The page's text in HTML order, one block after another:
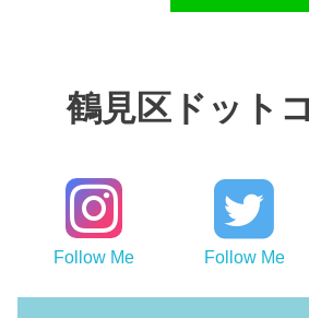
鶴見区ドット
Follow Me Follow Me